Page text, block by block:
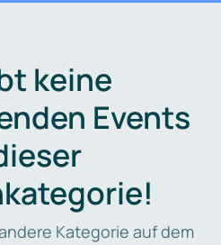
keine
Events
Kategorie auf dem